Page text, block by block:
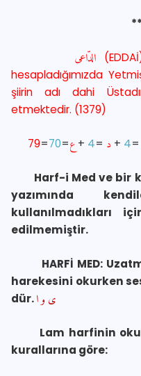
الدّاعى (
hesapladığımızda
şiirin adı dahi
etmektedir. (1379)
=
4
+ د =
4
+ ع=
70
=
79
Harf-i Med ve bir
yazımında
kullanılmadıkları
edilmemiştir.
HARFİ MED:
harekesini okurken
dür.ى و ا
Lam harfinin
kurallarına göre: